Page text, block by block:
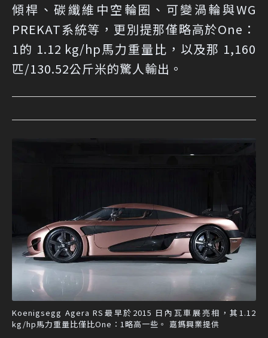
傾桿、碳纖維中空輪圈、可變渦輪與WG
PREKAT系統等，更別提那僅略高於One：
1的 1.12 kg/hp馬力重量比，以及那 1,160
匹/130.52公斤米的驚人輸出。
Koenigsegg Agera RS最早於2015 日內瓦車展亮相，其1.12
kg/hp馬力重量比僅比One：1略高一些。 嘉鎷興業提供